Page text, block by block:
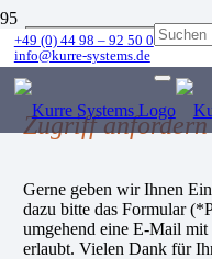
+49 (0) 44 98 – 92 50 0
info@kurre-systems.de
Zugriff anfordern
Gerne geben wir Ihnen
dazu bitte das Formular
umgehend eine E-Mail
erlaubt. Vielen Dank für